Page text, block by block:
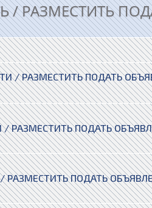
/ РАЗМЕСТИТЬ
/ РАЗМЕСТИТЬ ПОДАТЬ
РАЗМЕСТИТЬ ПОДАТЬ
ПОДАТЬ